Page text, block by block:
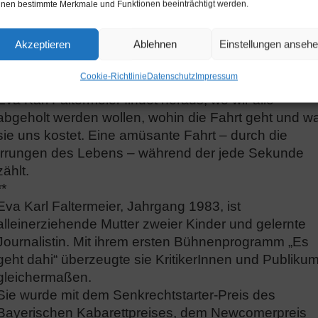
bestimmte Merkmale und Funktionen beeinträchtigt werden.
Akzeptieren Ablehnen Einstellungen
Cookie-RichtlinieDatenschutzImpressum
manchmal ist es im Leben eben auch nicht so
den eigenen Standpunkt zweifelsfrei
Weder emotional, noch politisch oder
Und manchmal fehlen eben auch die
Mittel.
Karl Faltermeier findet heraus, wo wir alle
werden wollen, wohin die Fahrt geht und
uns kostet. Eine amüsante Fahrt – durch die
des Lebens – während der jede Sekunde
Karl Faltermeier, Jahrgang 1983, ist
Mutter zweier Kinder und gelernte
Mit ihrem ersten Bühnenprogramm „Es
dahi“ überzeugte sie KritikerInnen und Publikum
wurde mit dem Senkrechtstarter-Preis des
Kabarettpreises, dem Newcomerpreis